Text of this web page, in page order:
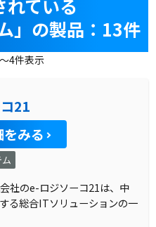
れている
」の製品：13件
4件表示
21
みる
社のe-ロジソーコ21は、中
る総合ITソリューションの一